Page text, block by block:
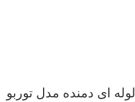
هواکش خانگی نمره 15 لوله ای دمنده مدل توربو